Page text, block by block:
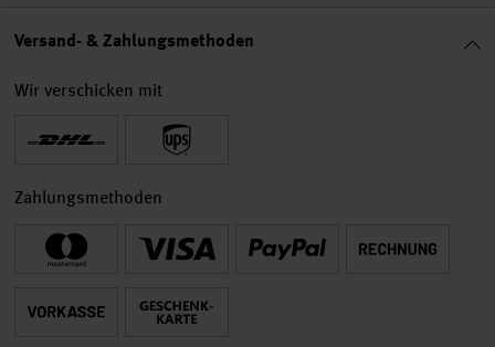
Versand- & Zahlungsmethoden
Wir verschicken mit
Zahlungsmethoden